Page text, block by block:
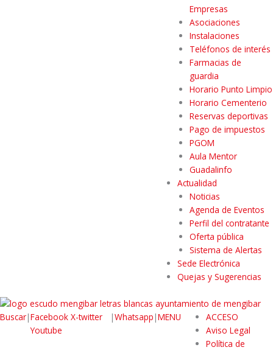
Empresas
Asociaciones
Instalaciones
Teléfonos de interés
Farmacias de
guardia
Horario Punto Limpio
Horario Cementerio
Reservas deportivas
Pago de impuestos
PGOM
Aula Mentor
Guadalinfo
Actualidad
Noticias
Agenda de Eventos
Perfil del contratante
Oferta pública
Sistema de Alertas
Sede Electrónica
Quejas y Sugerencias
Buscar|Facebook X-twitter
Youtube
|Whatsapp |MENU
ACCESO
Aviso Legal
Política de